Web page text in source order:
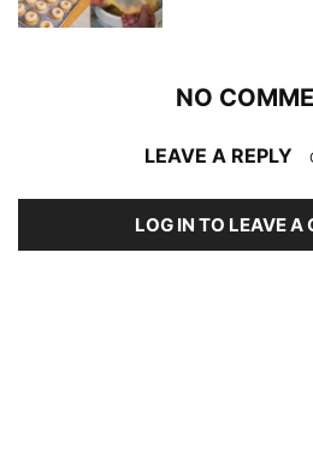
NO
LEAVE A REPLY
LOG IN TO LEAVE A